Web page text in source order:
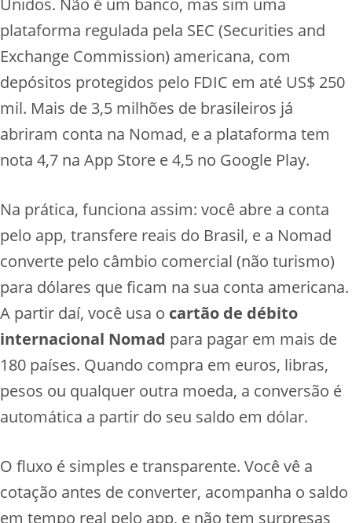
Unidos. Não é um banco, mas sim uma
plataforma regulada pela SEC (Securities and
Exchange Commission) americana, com
depósitos protegidos pelo FDIC em até US$ 250
mil. Mais de 3,5 milhões de brasileiros já
abriram conta na Nomad, e a plataforma tem
nota 4,7 na App Store e 4,5 no Google Play.
Na prática, funciona assim: você abre a conta
pelo app, transfere reais do Brasil, e a Nomad
converte pelo câmbio comercial (não turismo)
para dólares que ficam na sua conta americana.
A partir daí, você usa o cartão de débito
internacional Nomad para pagar em mais de
180 países. Quando compra em euros, libras,
pesos ou qualquer outra moeda, a conversão é
automática a partir do seu saldo em dólar.
O fluxo é simples e transparente. Você vê a
cotação antes de converter, acompanha o saldo
em tempo real pelo app, e não tem surpresas